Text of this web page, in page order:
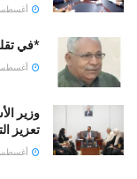
أغسطس 6,
*في
أغسطس 6,
وزير
تعزيز
أغسطس 6,